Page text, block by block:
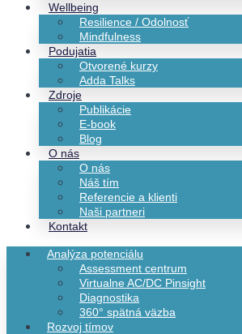
Wellbeing
Resilience / Odolnosť
Mindfulness
Podujatia
Otvorené kurzy
Adda Talks
Zdroje
Publikácie
E-book
Blog
O nás
O nás
Náš tím
Referencie a klienti
Naši partneri
Kontakt
Analýza potenciálu
Assessment centrum
Virtualne AC/DC Pinsight
Diagnostika
360° spätná väzba
Rozvoj tímov